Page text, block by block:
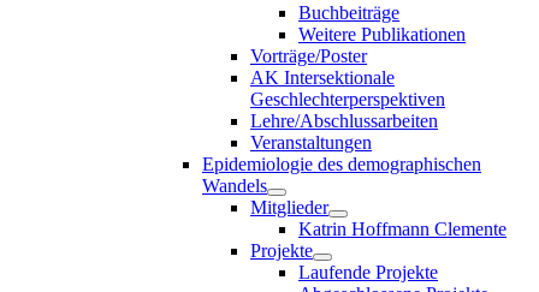
Buchbeiträge
Weitere Publikationen
Vorträge/Poster
AK Intersektionale
Geschlechterperspektiven
Lehre/Abschlussarbeiten
Veranstaltungen
Epidemiologie des demographischen
Wandels
Mitglieder
Katrin Hoffmann Clemente
Projekte
Laufende Projekte